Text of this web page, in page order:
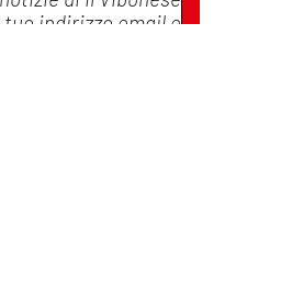
indirizzo email e